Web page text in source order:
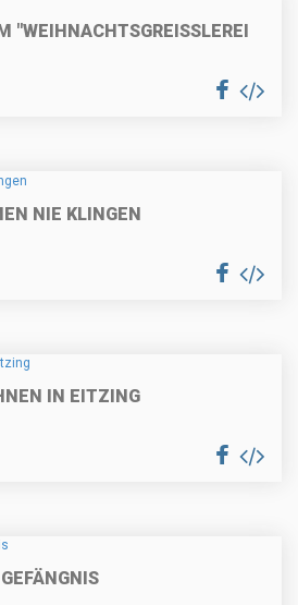
W
NIE KLINGEN
IN EITZING